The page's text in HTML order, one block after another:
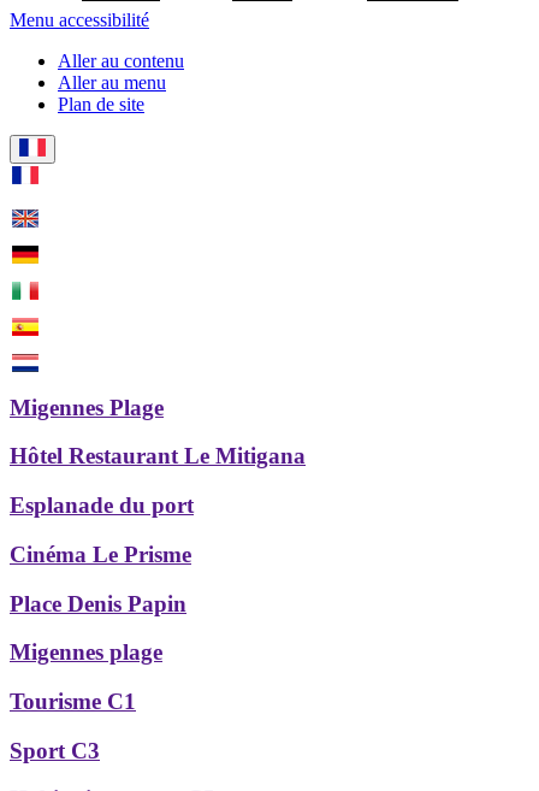
Menu accessibilité
Aller au contenu
Aller au menu
Plan de site
Migennes Plage
Hôtel Restaurant Le Mitigana
Esplanade du port
Cinéma Le Prisme
Place Denis Papin
Migennes plage
Tourisme C1
Sport C3